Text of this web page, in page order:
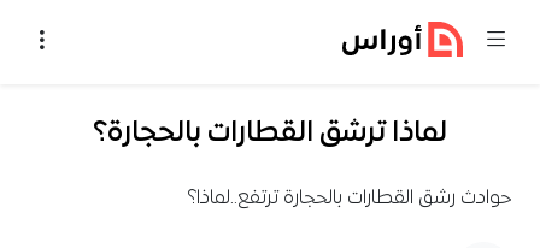
لماذا ترشق القطارات بالحجارة؟
حوادث رشق القطارات بالحجارة ترتفع..لماذا؟